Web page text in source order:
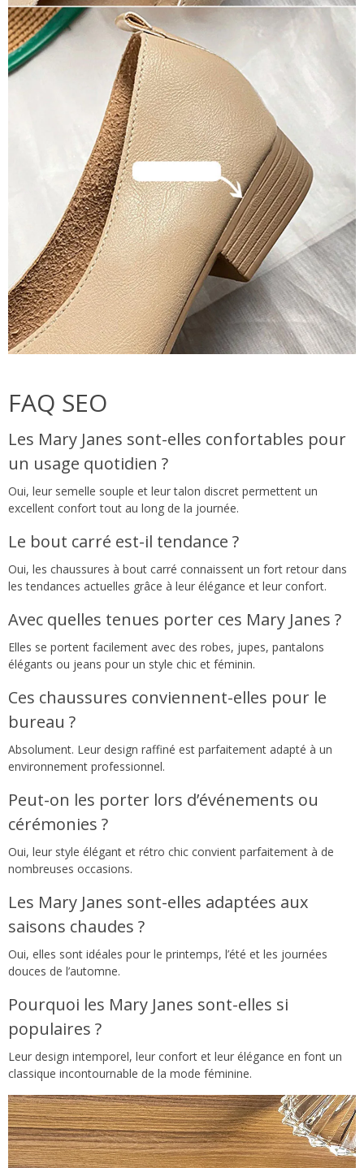
FAQ SEO
Les Mary Janes sont-elles confortables pour
un usage quotidien ?
Oui, leur semelle souple et leur talon discret permettent un
excellent confort tout au long de la journée.
Le bout carré est-il tendance ?
Oui, les chaussures à bout carré connaissent un fort retour dans
les tendances actuelles grâce à leur élégance et leur confort.
Avec quelles tenues porter ces Mary Janes ?
Elles se portent facilement avec des robes, jupes, pantalons
élégants ou jeans pour un style chic et féminin.
Ces chaussures conviennent-elles pour le
bureau ?
Absolument. Leur design raffiné est parfaitement adapté à un
environnement professionnel.
Peut-on les porter lors d’événements ou
cérémonies ?
Oui, leur style élégant et rétro chic convient parfaitement à de
nombreuses occasions.
Les Mary Janes sont-elles adaptées aux
saisons chaudes ?
Oui, elles sont idéales pour le printemps, l’été et les journées
douces de l’automne.
Pourquoi les Mary Janes sont-elles si
populaires ?
Leur design intemporel, leur confort et leur élégance en font un
classique incontournable de la mode féminine.